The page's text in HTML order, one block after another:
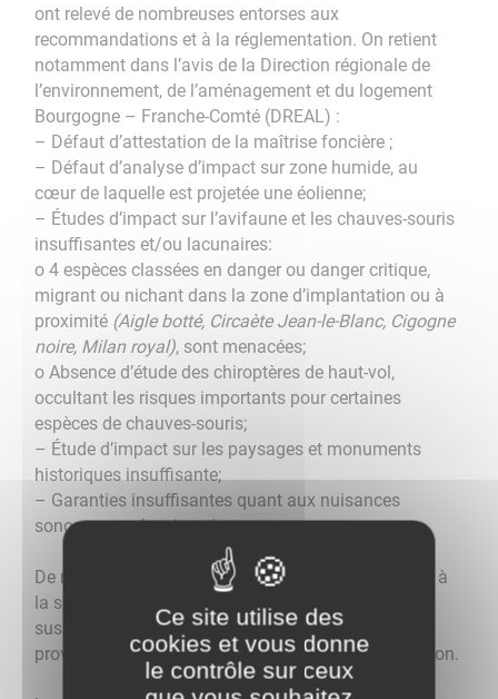
ont relevé de nombreuses entorses aux
recommandations et à la réglementation. On retient
notamment dans l’avis de la Direction régionale de
l’environnement, de l’aménagement et du logement
Bourgogne – Franche-Comté (DREAL) :
– Défaut d’attestation de la maîtrise foncière ;
– Défaut d’analyse d’impact sur zone humide, au
cœur de laquelle est projetée une éolienne;
– Études d’impact sur l’avifaune et les chauves-souris
insuffisantes et/ou lacunaires:
o 4 espèces classées en danger ou danger critique,
migrant ou nichant dans la zone d’implantation ou à
proximité (Aigle botté, Circaète Jean-le-Blanc, Cigogne
noire, Milan royal), sont menacées;
o Absence d’étude des chiroptères de haut-vol,
occultant les risques importants pour certaines
espèces de chauves-souris;
– Étude d’impact sur les paysages et monuments
historiques insuffisante;
– Garanties insuffisantes quant aux nuisances
sonores pour les riverains.
De nombreuses autres observations sont signifiées à
la société SAB EnR. Elles ont aussi contribué à la
suspension de l’examen du dossier par le Préfet et
provoqué la demande d’un complément d’information.
Ce site utilise des
cookies et vous donne
le contrôle sur ceux